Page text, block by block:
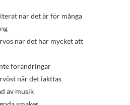
när det är för många
när det har mycket att
förändringar
när det iakttas
av musik